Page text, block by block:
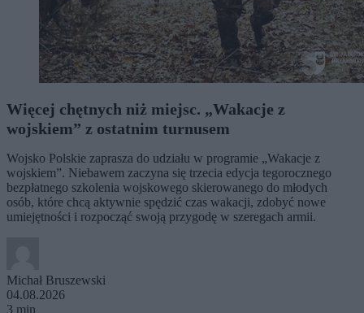
Więcej chętnych niż miejsc. „Wakacje z
wojskiem” z ostatnim turnusem
Wojsko Polskie zaprasza do udziału w programie „Wakacje z
wojskiem”. Niebawem zaczyna się trzecia edycja tegorocznego
bezpłatnego szkolenia wojskowego skierowanego do młodych
osób, które chcą aktywnie spędzić czas wakacji, zdobyć nowe
umiejętności i rozpocząć swoją przygodę w szeregach armii.
Michał Bruszewski
04.08.2026
3 min